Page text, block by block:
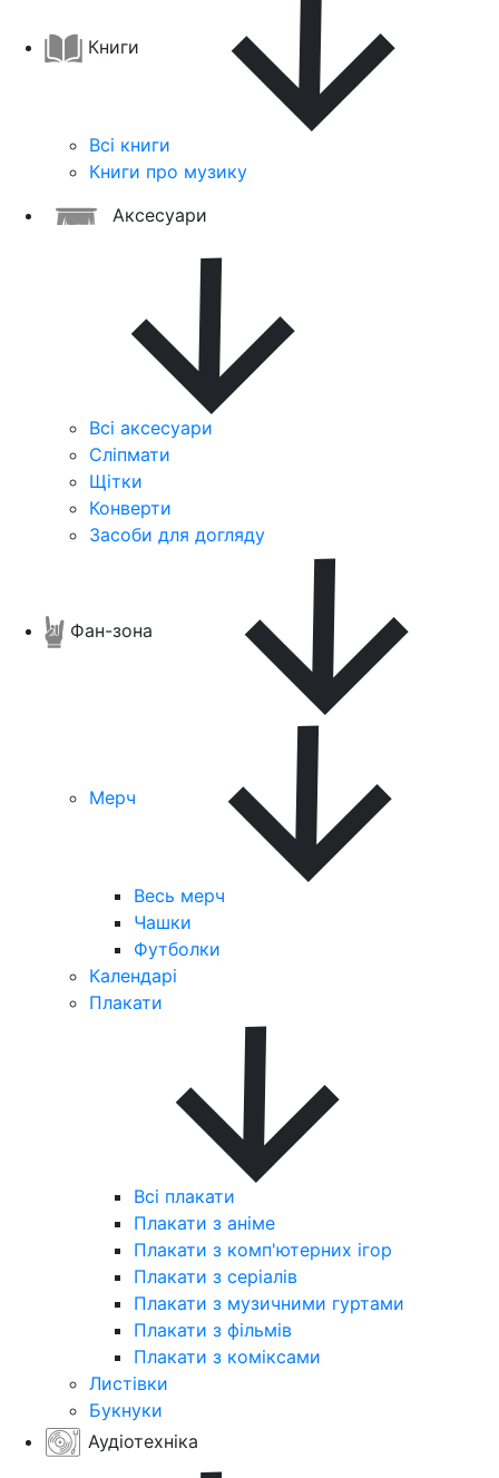
Книги
Всі книги
Книги про музику
Аксесуари
Всі аксесуари
Сліпмати
Щітки
Конверти
Засоби для догляду
Фан-зона
Мерч
Весь мерч
Чашки
Футболки
Календарі
Плакати
Всі плакати
Плакати з аніме
Плакати з комп'ютерних ігор
Плакати з серіалів
Плакати з музичними гуртами
Плакати з фільмів
Плакати з коміксами
Листівки
Букнуки
Аудіотехніка